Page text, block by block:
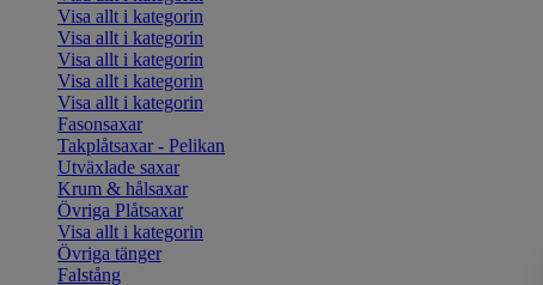
Visa allt i kategorin
Visa allt i kategorin
Visa allt i kategorin
Visa allt i kategorin
Visa allt i kategorin
Fasonsaxar
Takplåtsaxar - Pelikan
Utväxlade saxar
Krum & hålsaxar
Övriga Plåtsaxar
Visa allt i kategorin
Övriga tänger
Falstång